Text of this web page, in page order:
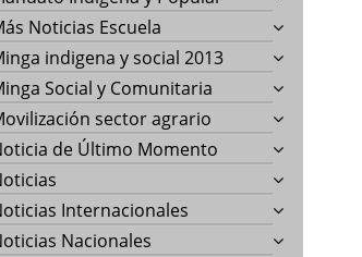
Noticias Escuela
indigena y social 2013
Social y Comunitaria
sector agrario
de Último Momento
Internacionales
Nacionales